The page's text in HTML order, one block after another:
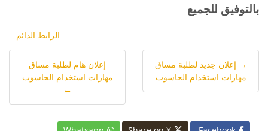
بالتوفيق للجميع
الرابط الدائم
→ إعلان جديد لطلبة مساق
مهارات استخدام الحاسوب
إعلان هام لطلبة مساق
مهارات استخدام الحاسوب
←